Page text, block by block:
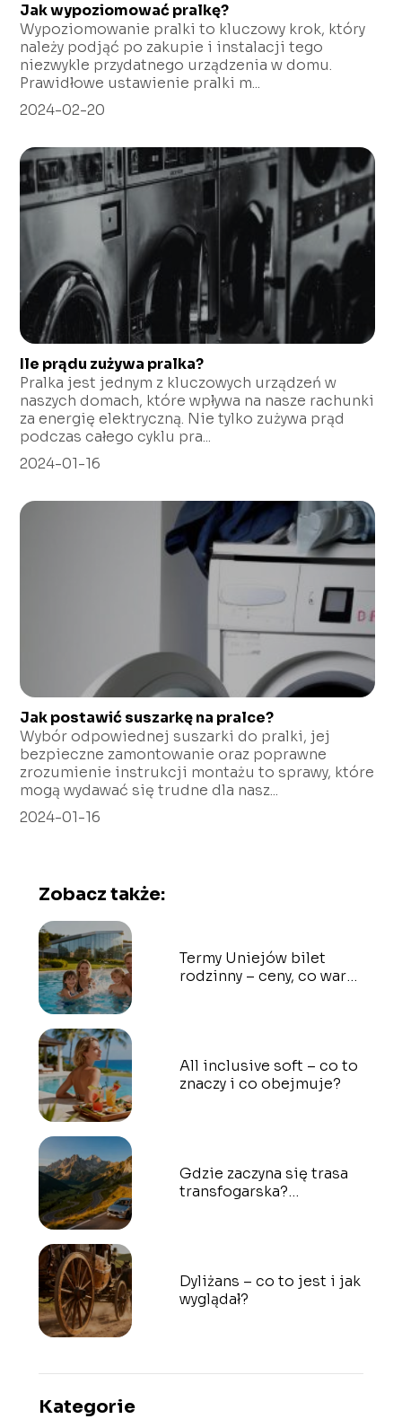
Jak wypoziomować pralkę?
Wypoziomowanie pralki to kluczowy krok, który
należy podjąć po zakupie i instalacji tego
niezwykle przydatnego urządzenia w domu.
Prawidłowe ustawienie pralki m...
2024-02-20
Ile prądu zużywa pralka?
Pralka jest jednym z kluczowych urządzeń w
naszych domach, które wpływa na nasze rachunki
za energię elektryczną. Nie tylko zużywa prąd
podczas całego cyklu pra...
2024-01-16
Jak postawić suszarkę na pralce?
Wybór odpowiednej suszarki do pralki, jej
bezpieczne zamontowanie oraz poprawne
zrozumienie instrukcji montażu to sprawy, które
mogą wydawać się trudne dla nasz...
2024-01-16
Zobacz także:
Termy Uniejów bilet
rodzinny – ceny, co warto
All inclusive soft – co to
znaczy i co obejmuje?
Gdzie zaczyna się trasa
transfogarska?
Dyliżans – co to jest i jak
wyglądał?
Kategorie